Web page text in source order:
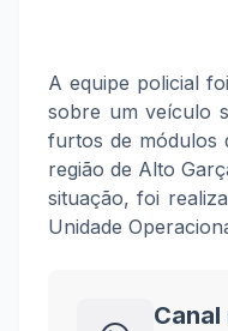
A equipe policial
sobre um veículo
furtos de módulos
região de Alto
situação, foi
Unidade